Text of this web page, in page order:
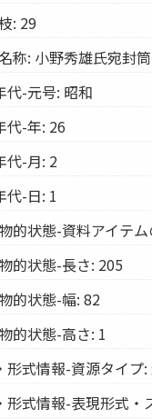
: 29
称: 小野秀雄氏宛封筒
代-元号: 昭和
代-年: 26
代-月: 2
代-日: 1
的状態-資料アイテム
的状態-長さ: 205
的状態-幅: 82
的状態-高さ: 1
形式情報-資源タイプ
形式情報-表現形式・